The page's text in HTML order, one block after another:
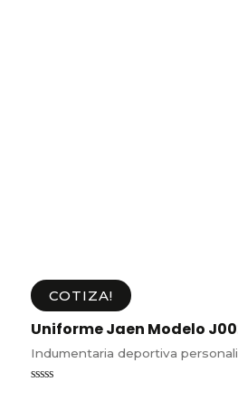
COTIZA!
Uniforme Jaen Modelo
Indumentaria deportiva